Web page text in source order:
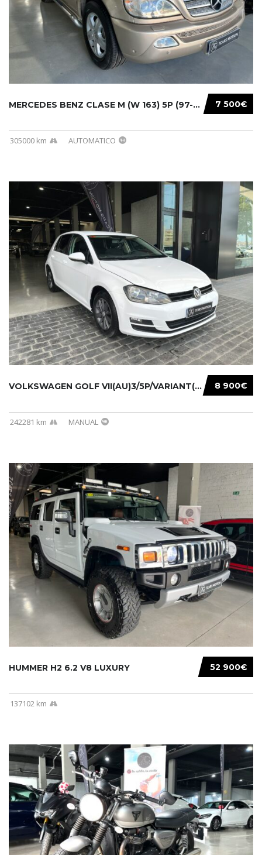
7 500€
MERCEDES BENZ CLASE M (W 163) 5P (97-05) 200...
305000 km AUTOMATICO
8 900€
VOLKSWAGEN GOLF VII(AU)3/5P/VARIANT(12-16 20...
242281 km MANUAL
52 900€
HUMMER H2 6.2 V8 LUXURY
137102 km